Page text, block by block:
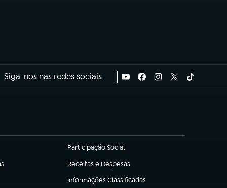
Siga-nos nas redes sociais
Participação Social
(abre em nova aba)
Receitas e Despesas
(abre em nova aba)
Informações Classificadas
(abre em nova aba)